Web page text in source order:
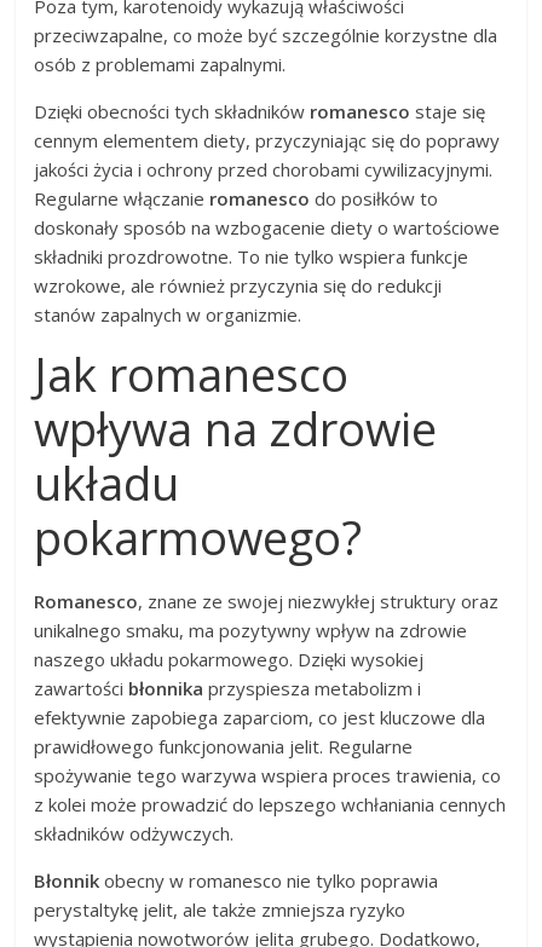
Poza tym, karotenoidy wykazują właściwości
przeciwzapalne, co może być szczególnie korzystne dla
osób z problemami zapalnymi.
Dzięki obecności tych składników romanesco staje się
cennym elementem diety, przyczyniając się do poprawy
jakości życia i ochrony przed chorobami cywilizacyjnymi.
Regularne włączanie romanesco do posiłków to
doskonały sposób na wzbogacenie diety o wartościowe
składniki prozdrowotne. To nie tylko wspiera funkcje
wzrokowe, ale również przyczynia się do redukcji
stanów zapalnych w organizmie.
Jak romanesco
wpływa na zdrowie
układu
pokarmowego?
Romanesco, znane ze swojej niezwykłej struktury oraz
unikalnego smaku, ma pozytywny wpływ na zdrowie
naszego układu pokarmowego. Dzięki wysokiej
zawartości błonnika przyspiesza metabolizm i
efektywnie zapobiega zaparciom, co jest kluczowe dla
prawidłowego funkcjonowania jelit. Regularne
spożywanie tego warzywa wspiera proces trawienia, co
z kolei może prowadzić do lepszego wchłaniania cennych
składników odżywczych.
Błonnik obecny w romanesco nie tylko poprawia
perystaltykę jelit, ale także zmniejsza ryzyko
wystąpienia nowotworów jelita grubego. Dodatkowo,